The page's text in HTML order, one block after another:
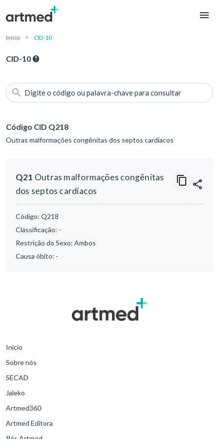
Início CID-10
CID-10
Digite o código ou palavra-chave para consultar
Código CID Q218
Outras malformações congênitas dos septos cardíacos
Q21 Outras malformações congênitas
dos septos cardíacos
Código: Q218
Classificação: -
Restrição do Sexo: Ambos
Causa óbito: -
Início
Sobre nós
SECAD
Jaleko
Artmed360
Artmed Editora